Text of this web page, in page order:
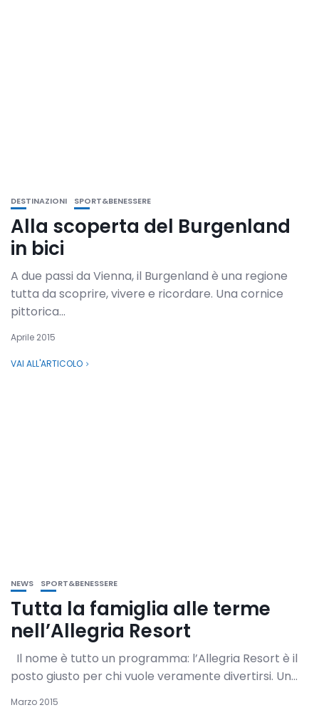
DESTINAZIONI SPORT&BENESSERE
Alla scoperta del Burgenland
in bici
A due passi da Vienna, il Burgenland è una regione
tutta da scoprire, vivere e ricordare. Una cornice
pittorica...
Aprile 2015
VAI ALL'ARTICOLO
NEWS SPORT&BENESSERE
Tutta la famiglia alle terme
nell’Allegria Resort
Il nome è tutto un programma: l’Allegria Resort è il
posto giusto per chi vuole veramente divertirsi. Un...
Marzo 2015